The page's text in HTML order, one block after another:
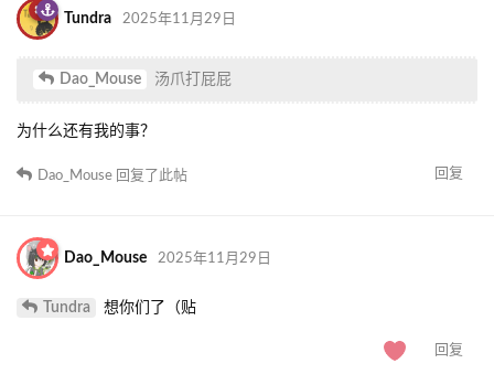
Tundra 2025年11月29日
Dao_Mouse 汤爪打屁屁
为什么还有我的事？
回复
Dao_Mouse 回复了此帖
Dao_Mouse 2025年11月29日
Tundra 想你们了（贴
回复